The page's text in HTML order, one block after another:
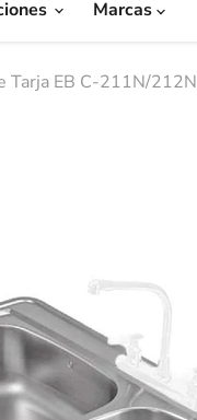
Marcas
Tarja EB C-211N/212N